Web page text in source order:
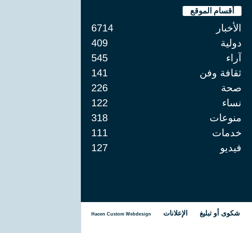
أقسام الموقع
الأخبار
6714
دولية
409
آراء
545
ثقافة وفن
141
صحة
226
نساء
122
منوعات
318
خدمات
111
فيديو
127
شكوى أو تبليغ الإعلانات Hacen Custom Webdesign